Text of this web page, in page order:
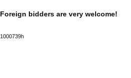
Foreign bidders are very welcome!
1000739h